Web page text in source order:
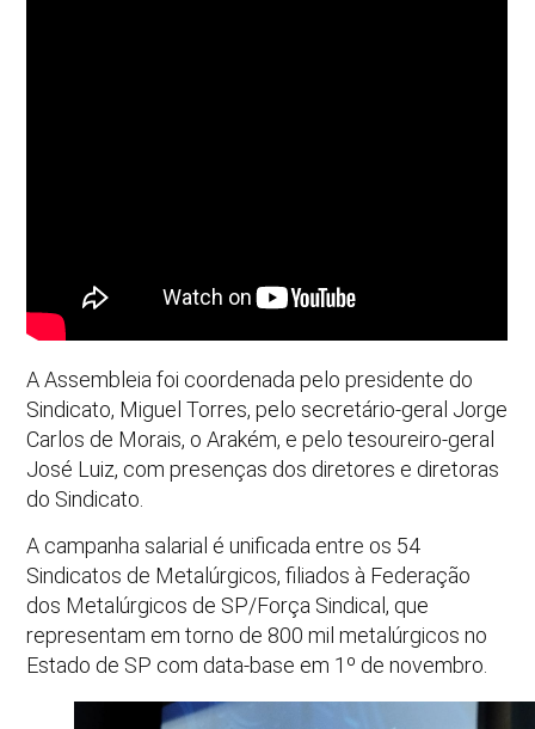
A Assembleia foi coordenada pelo presidente do
Sindicato, Miguel Torres, pelo secretário-geral Jorge
Carlos de Morais, o Arakém, e pelo tesoureiro-geral
José Luiz, com presenças dos diretores e diretoras
do Sindicato.
A campanha salarial é unificada entre os 54
Sindicatos de Metalúrgicos, filiados à Federação
dos Metalúrgicos de SP/Força Sindical, que
representam em torno de 800 mil metalúrgicos no
Estado de SP com data-base em 1º de novembro.